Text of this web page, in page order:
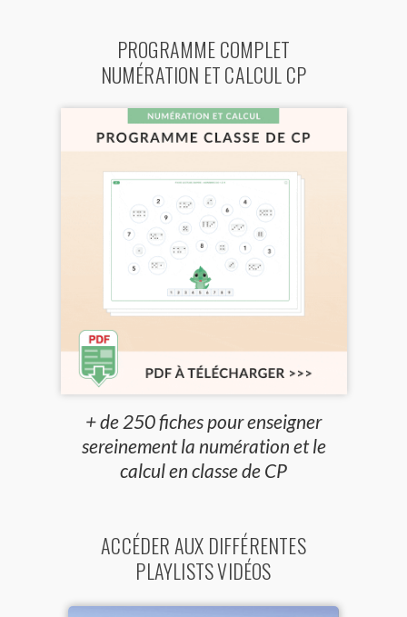
PROGRAMME COMPLET
NUMÉRATION ET CALCUL CP
+ de 250 fiches pour enseigner
sereinement la numération et le
calcul en classe de CP
ACCÉDER AUX DIFFÉRENTES
PLAYLISTS VIDÉOS